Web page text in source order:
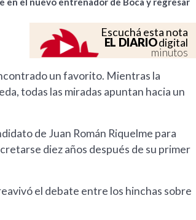
Escuchá esta nota
EL DIARIOdigital
minutos
un favorito. Mientras la
todas las miradas apuntan hacia un
de Juan Román Riquelme para
diez años después de su primer
el debate entre los hinchas sobre